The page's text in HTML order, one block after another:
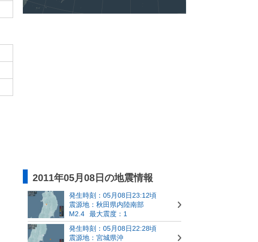
2011年05月08日の地震情報
発生時刻：05月08日23:12頃
震源地：秋田県内陸南部
M2.4
最大震度：1
発生時刻：05月08日22:28頃
震源地：宮城県沖